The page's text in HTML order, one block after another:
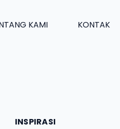
KAMI KONTAK
INSPIRASI